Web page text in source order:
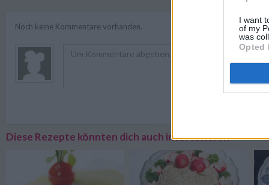
I want
of my
was
Opted
Noch keine Kommentare vorhanden.
Diese Rezepte könnten dich auch interessieren